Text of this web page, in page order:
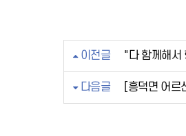
이전글 "다 함께해서
다음글 [흥덕면 어르